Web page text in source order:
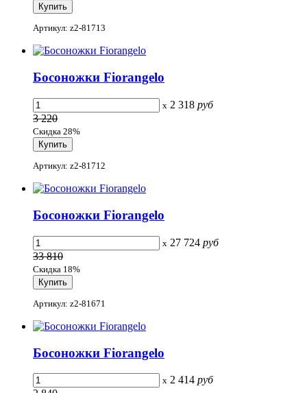
Артикул: z2-81713
Босоножки Fiorangelo
x 2 318 руб
3 220
Скидка 28%
Артикул: z2-81712
Босоножки Fiorangelo
x 27 724 руб
33 810
Скидка 18%
Артикул: z2-81671
Босоножки Fiorangelo
x 2 414 руб